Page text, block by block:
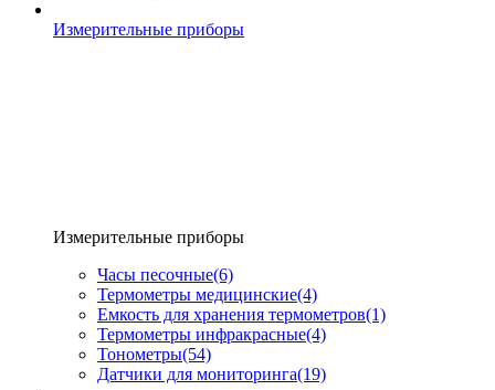
Измерительные приборы
Измерительные приборы
Часы песочные(6)
Термометры медицинские(4)
Емкость для хранения термометров(1)
Термометры инфракрасные(4)
Тонометры(54)
Датчики для мониторинга(19)